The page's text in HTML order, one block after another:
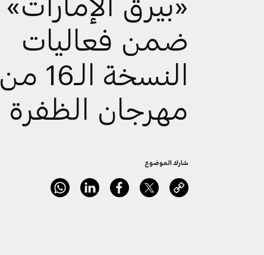
ضمن فعاليات
النسخة الـ16 من
مهرجان الظفرة
شارك الموضوع